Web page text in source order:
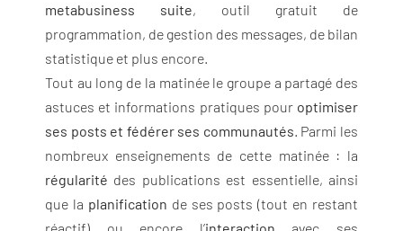
metabusiness suite, outil gratuit de
programmation, de gestion des messages, de bilan
statistique et plus encore.
Tout au long de la matinée le groupe a partagé des
astuces et informations pratiques pour optimiser
ses posts et fédérer ses communautés. Parmi les
nombreux enseignements de cette matinée : la
régularité des publications est essentielle, ainsi
que la planification de ses posts (tout en restant